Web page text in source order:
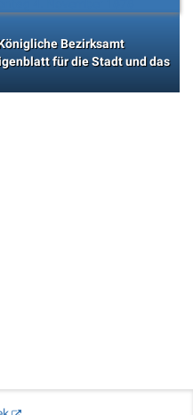
Bezirksamt
für die Stadt und das